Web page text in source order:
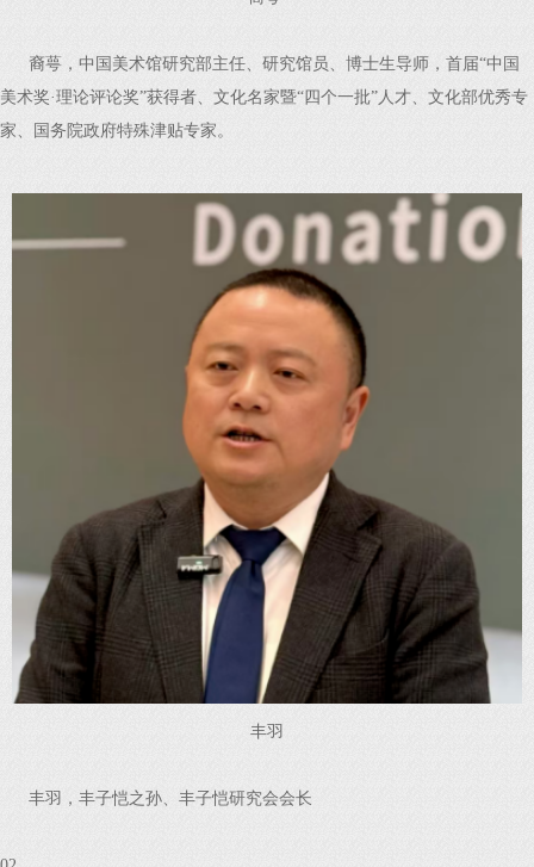
裔萼，中国美术馆研究部主任、研究馆员、博士生导师，首届“中国
美术奖·理论评论奖”获得者、文化名家暨“四个一批”人才、文化部优秀专
家、国务院政府特殊津贴专家。
丰羽
丰羽，丰子恺之孙、丰子恺研究会会长